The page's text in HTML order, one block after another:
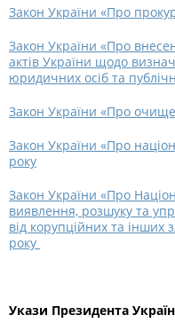
Закон України «Про
Закон України «Про
актів України щодо
юридичних осіб та
Закон України «Про
Закон України «Про
року
Закон України «Про
виявлення, розшуку та
від корупційних та інших
року
Укази Президента